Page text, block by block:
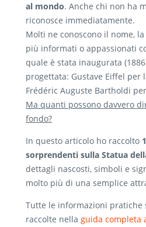
al mondo. Anche chi non ha
riconosce immediatamente.
Molti ne conoscono il nome,
più informati o appassionati
quale è stata inaugurata
progettata: Gustave Eiffel
Frédéric Auguste Bartholdi
Ma quanti possono davvero
fondo?
In questo articolo ho raccolto
sorprendenti sulla Statua
dettagli nascosti, simboli e
molto più di una semplice
Tutte le informazioni pratiche
raccolte nella guida completa